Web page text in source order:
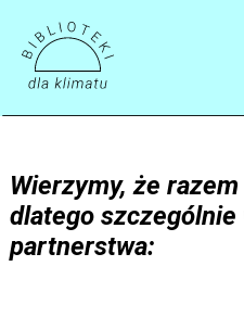
Wierzymy, że
dlatego szczególnie
partnerstwa: